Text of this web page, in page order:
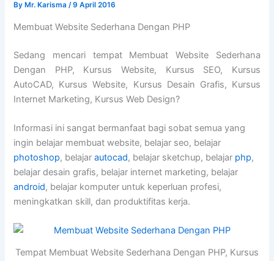
By Mr. Karisma/9 April 2016
Membuat Website Sederhana Dengan PHP
Sedang mencari tempat Membuat Website Sederhana
Dengan PHP, Kursus Website, Kursus SEO, Kursus
AutoCAD, Kursus Website, Kursus Desain Grafis, Kursus
Internet Marketing, Kursus Web Design?
Informasi ini sangat bermanfaat bagi sobat semua yang
ingin belajar membuat website, belajar seo, belajar
photoshop, belajarautocad, belajar sketchup, belajar php,
belajar desain grafis, belajar internet marketing, belajar
android, belajar komputer untuk keperluan profesi,
meningkatkan skill, dan produktifitas kerja.
Tempat Membuat Website Sederhana Dengan PHP, Kursus